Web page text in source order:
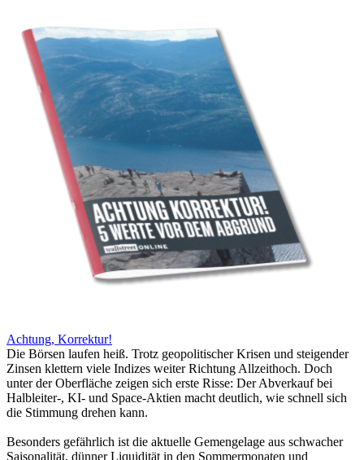
Achtung, Korrektur!
Die Börsen laufen heiß. Trotz geopolitischer Krisen und steigender
Zinsen klettern viele Indizes weiter Richtung Allzeithoch. Doch
unter der Oberfläche zeigen sich erste Risse: Der Abverkauf bei
Halbleiter-, KI- und Space-Aktien macht deutlich, wie schnell sich
die Stimmung drehen kann.
Besonders gefährlich ist die aktuelle Gemengelage aus schwacher
Saisonalität, dünner Liquidität in den Sommermonaten und